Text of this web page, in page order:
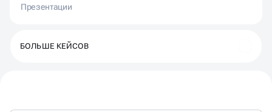
Презентации
БОЛЬШЕ КЕЙСОВ